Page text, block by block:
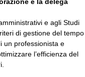
e agli Studi
di gestione del tempo
un professionista e
l’efficienza del